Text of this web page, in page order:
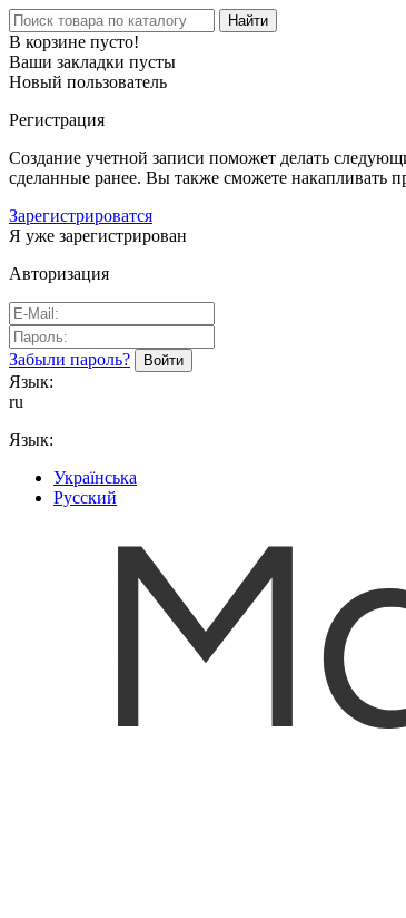
Найти
В корзине пусто!
Ваши закладки пусты
Новый пользователь
Регистрация
Создание учетной записи поможет делать
сделанные ранее. Вы также сможете накапливать
Зарегистрироватся
Я уже зарегистрирован
Авторизация
Забыли пароль?
Язык:
ru
Язык:
Українська
Русский